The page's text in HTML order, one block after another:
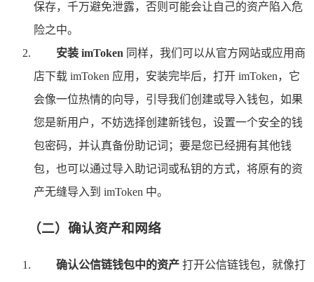
保存，千万避免泄露，否则可能会让自己的资产陷入危
险之中。
安装 imToken 同样，我们可以从官方网站或应用商
店下载 imToken 应用，安装完毕后，打开 imToken，它
会像一位热情的向导，引导我们创建或导入钱包，如果
您是新用户，不妨选择创建新钱包，设置一个安全的钱
包密码，并认真备份助记词；要是您已经拥有其他钱
包，也可以通过导入助记词或私钥的方式，将原有的资
产无缝导入到 imToken 中。
（二）确认资产和网络
确认公信链钱包中的资产 打开公信链钱包，就像打